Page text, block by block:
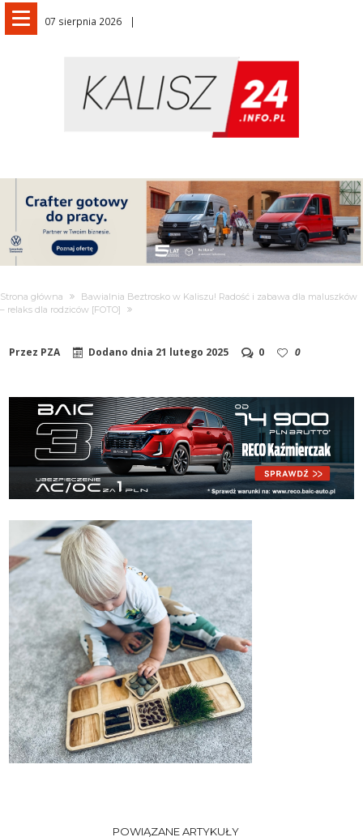
07 sierpnia 2026
Strona główna
Bawialnia Beztrosko w Kaliszu! Radość i zabawa dla maluszków
– relaks dla rodziców [FOTO]
Przez PZA Dodano dnia 21 lutego 2025 0 0
POWIĄZANE ARTYKUŁY